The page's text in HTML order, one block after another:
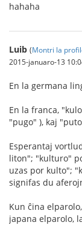
hahaha
Luib (Montri la
2015-januaro-13
En la germana
En la franca,
"pugo" ), kaj
Esperantaj
liton"; "kulturo"
uzas por kulto";
signifas du
Kun ĉina
japana elparolo,